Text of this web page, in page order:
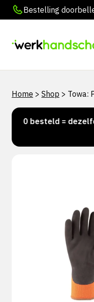
Bestelling
Home > Shop > Towa:
besteld = dezelfde